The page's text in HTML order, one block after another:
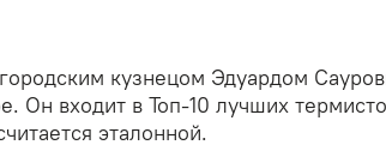
кузнецом Эдуардом
Он входит в Топ-10 лучших
эталонной.